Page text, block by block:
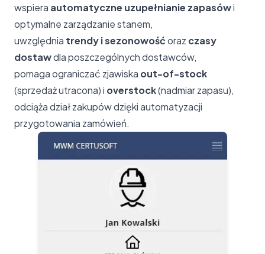
wspiera automatyczne uzupełnianie zapasówi
optymalne zarządzanie stanem,
uwzględnia trendy i sezonowośćoraz czasy
dostawdla poszczególnych dostawców,
pomaga ograniczać zjawiska out-of-stock
(sprzedaż utracona) i overstock(nadmiar zapasu),
odciąża dział zakupów dzięki automatyzacji
przygotowania zamówień.